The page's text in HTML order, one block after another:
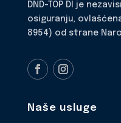
DND-TOP DI je
osiguranju,
8954) od strane
Naše usluge